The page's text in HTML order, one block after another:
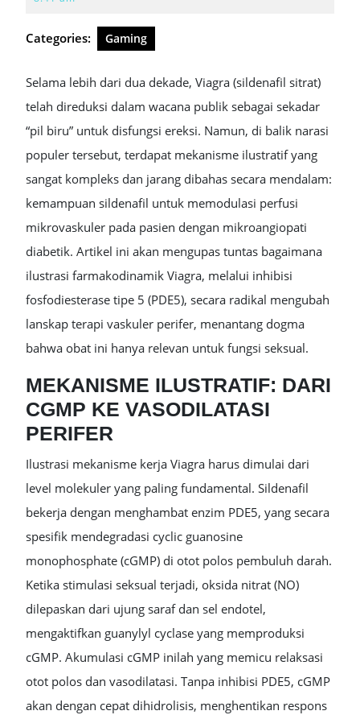
Categories: Gaming
Selama lebih dari dua dekade, Viagra (sildenafil sitrat)
telah direduksi dalam wacana publik sebagai sekadar
“pil biru” untuk disfungsi ereksi. Namun, di balik narasi
populer tersebut, terdapat mekanisme ilustratif yang
sangat kompleks dan jarang dibahas secara mendalam:
kemampuan sildenafil untuk memodulasi perfusi
mikrovaskuler pada pasien dengan mikroangiopati
diabetik. Artikel ini akan mengupas tuntas bagaimana
ilustrasi farmakodinamik Viagra, melalui inhibisi
fosfodiesterase tipe 5 (PDE5), secara radikal mengubah
lanskap terapi vaskuler perifer, menantang dogma
bahwa obat ini hanya relevan untuk fungsi seksual.
MEKANISME ILUSTRATIF: DARI
CGMP KE VASODILATASI
PERIFER
Ilustrasi mekanisme kerja Viagra harus dimulai dari
level molekuler yang paling fundamental. Sildenafil
bekerja dengan menghambat enzim PDE5, yang secara
spesifik mendegradasi cyclic guanosine
monophosphate (cGMP) di otot polos pembuluh darah.
Ketika stimulasi seksual terjadi, oksida nitrat (NO)
dilepaskan dari ujung saraf dan sel endotel,
mengaktifkan guanylyl cyclase yang memproduksi
cGMP. Akumulasi cGMP inilah yang memicu relaksasi
otot polos dan vasodilatasi. Tanpa inhibisi PDE5, cGMP
akan dengan cepat dihidrolisis, menghentikan respons